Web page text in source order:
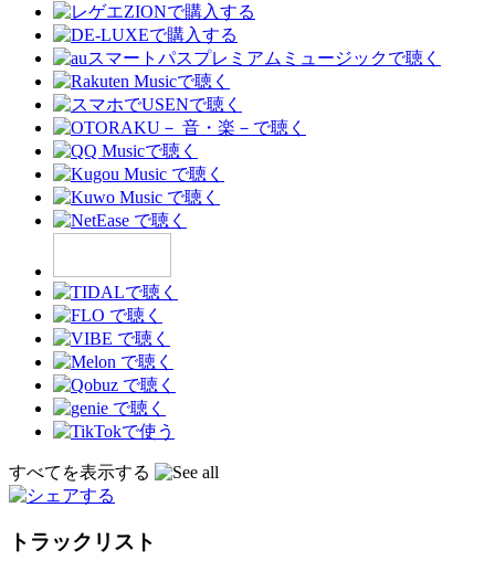
すべてを表示する
トラックリスト